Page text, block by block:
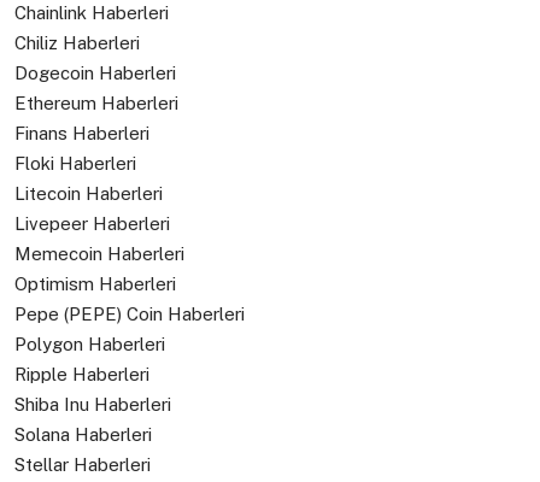
Chainlink Haberleri
Chiliz Haberleri
Dogecoin Haberleri
Ethereum Haberleri
Finans Haberleri
Floki Haberleri
Litecoin Haberleri
Livepeer Haberleri
Memecoin Haberleri
Optimism Haberleri
Pepe (PEPE) Coin Haberleri
Polygon Haberleri
Ripple Haberleri
Shiba Inu Haberleri
Solana Haberleri
Stellar Haberleri